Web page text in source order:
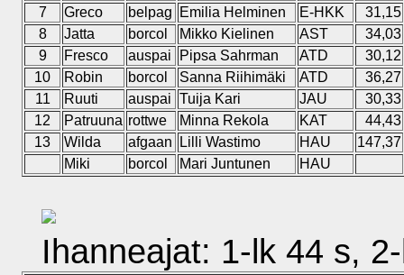
7
Greco belpag Emilia Helminen E-HKK
31,15
8
Jatta borcol Mikko Kielinen AST
34,03
9
Fresco auspai Pipsa Sahrman ATD
30,12
10
Robin borcol Sanna Riihimäki ATD
36,27
11
Ruuti auspai Tuija Kari JAU
30,33
12
Patruuna rottwe Minna Rekola KAT
44,43
13
Wilda afgaan Lilli Wastimo HAU
147,37
Miki
borcol Mari Juntunen HAU
Ihanneajat: 1-lk 44 s,